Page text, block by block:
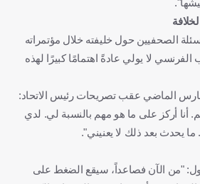
الصحفيين حول خليفته خلال مؤتمراته
لا يولي عادةً اهتمامًا كبيرًا لهذه
الماضي عقب تصريحات رئيس الاتحاد:
أنا أركز على ما هو مهم بالنسبة لي. لدي
يحدث بعد ذلك لا يعنيني".
"من الآن فصاعداً، سيقع الضغط على